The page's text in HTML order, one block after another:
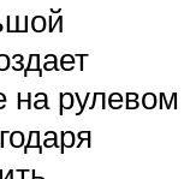
на рулевом